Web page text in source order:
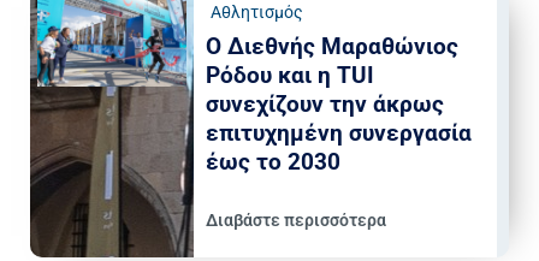
Αθλητισμός
Ο Διεθνής Μαραθώνιος
Ρόδου και η TUI
συνεχίζουν την άκρως
επιτυχημένη συνεργασία
έως το 2030
Διαβάστε περισσότερα